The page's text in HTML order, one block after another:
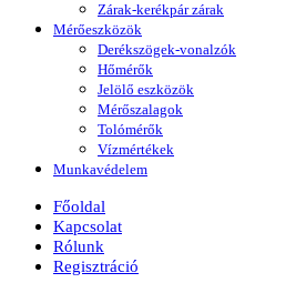
Zárak-kerékpár zárak
Mérőeszközök
Derékszögek-vonalzók
Hőmérők
Jelölő eszközök
Mérőszalagok
Tolómérők
Vízmértékek
Munkavédelem
Főoldal
Kapcsolat
Rólunk
Regisztráció